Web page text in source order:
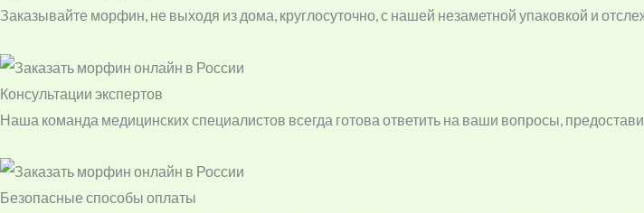
Заказывайте морфин, не выходя из дома, круглосуточно, с нашей незаметной упаковкой и
Консультации экспертов
Наша команда медицинских специалистов всегда готова ответить на ваши вопросы,
Безопасные способы оплаты